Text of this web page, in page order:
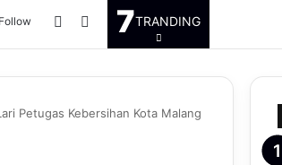
Follow Log InPencarian untuk
7TRANDING
Petugas Kebersihan Kota Malang